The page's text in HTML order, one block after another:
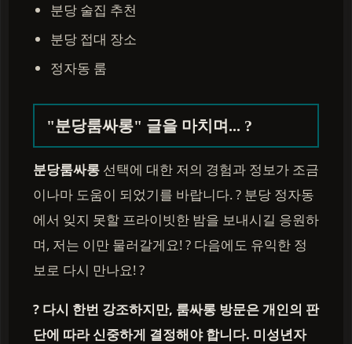
분당 술집 추천
분당 접대 장소
정자동 룸
"분당룸싸롱" 글을 마치며... ?
분당룸싸롱 선택에 대한 저의 경험과 정보가 조금
이나마 도움이 되었기를 바랍니다. ? 분당 정자동
에서 잊지 못할 프라이빗한 밤을 보내시길 응원하
며, 저는 이만 물러갈게요! ? 다음에도 유익한 정
보로 다시 만나요! ?
? 다시 한번 강조하지만, 룸싸롱 방문은 개인의 판
단에 따라 신중하게 결정해야 합니다. 미성년자